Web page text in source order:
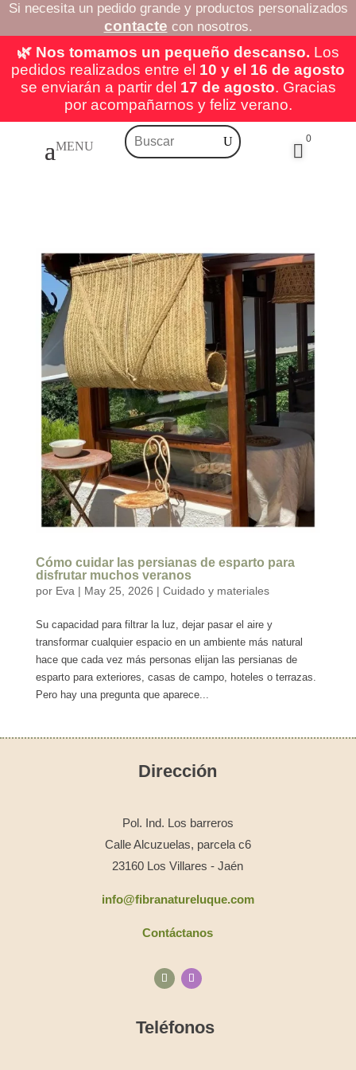
Si necesita un pedido grande y productos personalizados
contacte con nosotros.
🌿 Nos tomamos un pequeño descanso. Los
pedidos realizados entre el 10 y el 16 de agosto
se enviarán a partir del 17 de agosto. Gracias
por acompañarnos y feliz verano.

0
Cómo cuidar las persianas de esparto para
disfrutar muchos veranos
por Eva | May 25, 2026 | Cuidado y materiales
Su capacidad para filtrar la luz, dejar pasar el aire y
transformar cualquier espacio en un ambiente más natural
hace que cada vez más personas elijan las persianas de
esparto para exteriores, casas de campo, hoteles o terrazas.
Pero hay una pregunta que aparece...
Dirección
Pol. Ind. Los barreros
Calle Alcuzuelas, parcela c6
23160 Los Villares - Jaén
info@fibranatureluque.com
Contáctanos
Teléfonos